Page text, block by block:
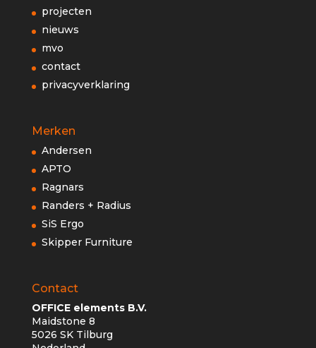
projecten
nieuws
mvo
contact
privacyverklaring
Merken
Andersen
APTO
Ragnars
Randers + Radius
SiS Ergo
Skipper Furniture
Contact
OFFICE elements B.V.
Maidstone 8
5026 SK Tilburg